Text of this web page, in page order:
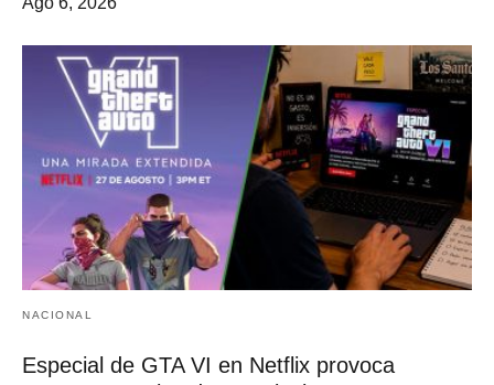
NACIONAL
Especial de GTA VI en Netflix provoca